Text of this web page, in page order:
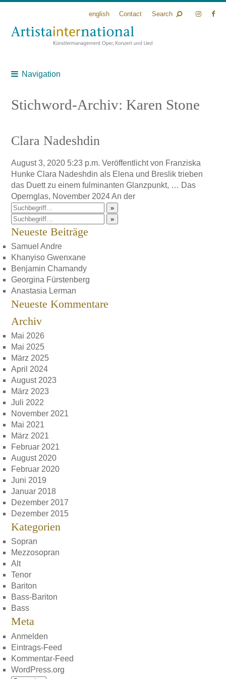
english Contact Search
Navigation
Stichword-Archiv: Karen Stone
Clara Nadeshdin
August 3, 2020 5:23 p.m. Veröffentlicht von Franziska
Hunke Clara Nadeshdin als Elena und Breslik trieben
das Duett zu einem fulminanten Glanzpunkt, … Das
Opernglas, November 2024 An der
»
»
Neueste Beiträge
Samuel Andre
Khanyiso Gwenxane
Benjamin Chamandy
Georgina Fürstenberg
Anastasia Lerman
Neueste Kommentare
Archiv
Mai 2026
Mai 2025
März 2025
April 2024
August 2023
März 2023
Juli 2022
November 2021
Mai 2021
März 2021
Februar 2021
August 2020
Februar 2020
Juni 2019
Januar 2018
Dezember 2017
Dezember 2015
Kategorien
Sopran
Mezzosopran
Alt
Tenor
Bariton
Bass-Bariton
Bass
Meta
Anmelden
Eintrags-Feed
Kommentar-Feed
WordPress.org